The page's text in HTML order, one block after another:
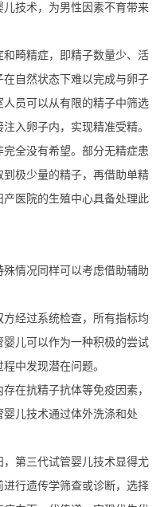
技术，为男性因素不育带来
畸精症，即精子数量少、活
自然状态下难以完成与卵子
员可以从有限的精子中筛选
入卵子内，实现精准受精。
全没有希望。部分无精症患
极少量的精子，再借助单精
医院的生殖中心具备处理此
情况同样可以考虑借助辅助
经过系统检查，所有指标均
儿可以作为一种积极的尝试
中发现潜在问题。
在抗精子抗体等免疫因素，
儿技术通过体外洗涤和处
第三代试管婴儿技术显得尤
行遗传学筛查或诊断，选择